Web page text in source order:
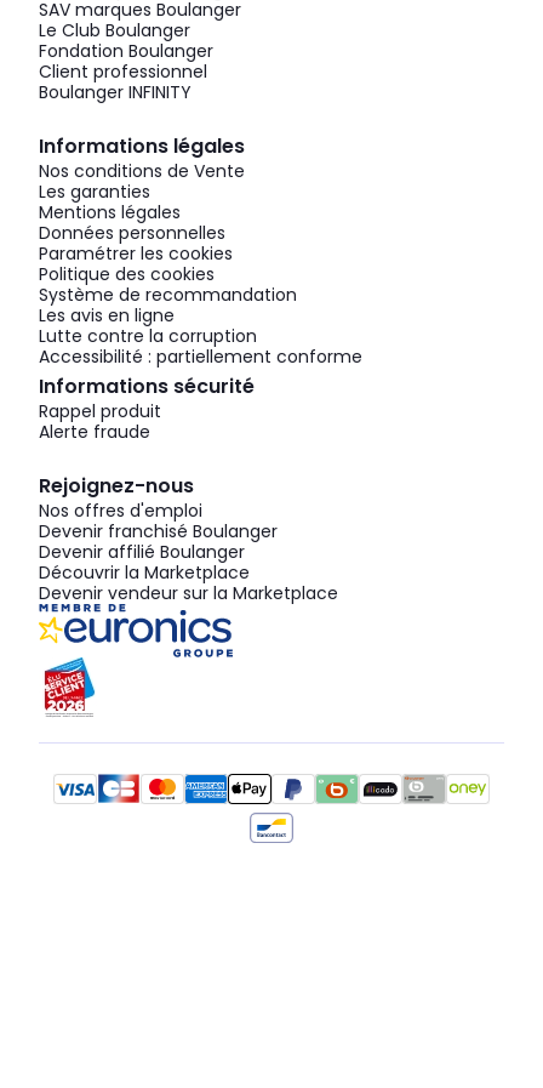
SAV marques Boulanger
Le Club Boulanger
Fondation Boulanger
Client professionnel
Boulanger INFINITY
Informations légales
Nos conditions de Vente
Les garanties
Mentions légales
Données personnelles
Paramétrer les cookies
Politique des cookies
Système de recommandation
Les avis en ligne
Lutte contre la corruption
Accessibilité : partiellement conforme
Informations sécurité
Rappel produit
Alerte fraude
Rejoignez-nous
Nos offres d'emploi
Devenir franchisé Boulanger
Devenir affilié Boulanger
Découvrir la Marketplace
Devenir vendeur sur la Marketplace